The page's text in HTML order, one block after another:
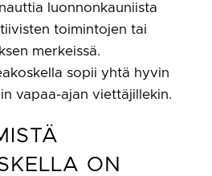
luonnonkauniista
toimintojen tai
merkeissä.
sopii yhtä hyvin
vapaa-ajan viettäjillekin.
ON